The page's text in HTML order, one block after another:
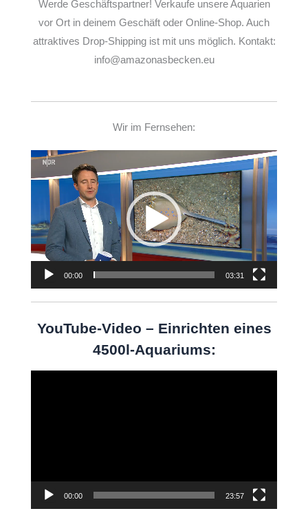
Werde Geschäftspartner! Verkaufe unsere Aquarien
vor Ort in deinem Geschäft oder Online-Shop. Auch
attraktives Drop-Shipping ist mit uns möglich. Kontakt:
info@amazonasbecken.eu
Wir im Fernsehen:
Player
00:00 03:31
YouTube-Video – Einrichten eines
4500l-Aquariums:
00:00 23:57